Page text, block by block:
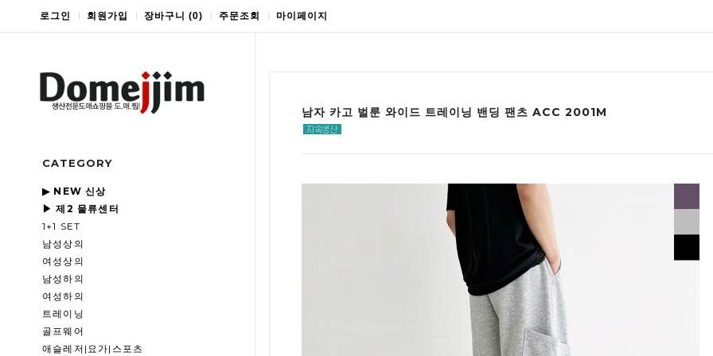
로그인 회원가입 장바구니 (0) 주문조회 마이페이지
CATEGORY
▶ NEW 신상
▶ 제2 물류센터
1+1 SET
남성상의
여성상의
남성하의
여성하의
트레이닝
골프웨어
애슬레저|요가|스포츠
남자 카고 벌룬 와이드 트레이닝 밴딩 팬츠 ACC 2001M